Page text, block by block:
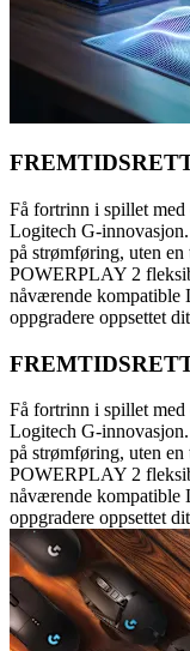
Få fortrinn i spillet med
Logitech G-
på strømføring, uten
POWERPLAY 2
nåværende kompatible
oppgradere oppsettet
Få fortrinn i spillet med
Logitech G-
på strømføring, uten
POWERPLAY 2
nåværende kompatible
oppgradere oppsettet